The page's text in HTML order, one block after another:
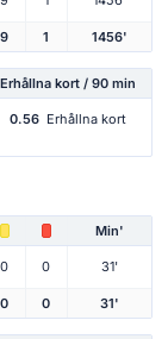
9 1 1456'
Erhållna kort / 90 min
0.56 Erhållna kort
Min'
0 0 31'
0 0 31'